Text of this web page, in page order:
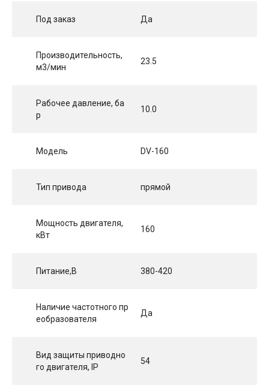
Под заказ Да
Производительность,
м3/мин
23.5
Рабочее давление, ба
р
10.0
Модель DV-160
Тип привода прямой
Мощность двигателя,
кВт
160
Питание,В 380-420
Наличие частотного пр
еобразователя
Да
Вид защиты приводно
го двигателя, IP
54